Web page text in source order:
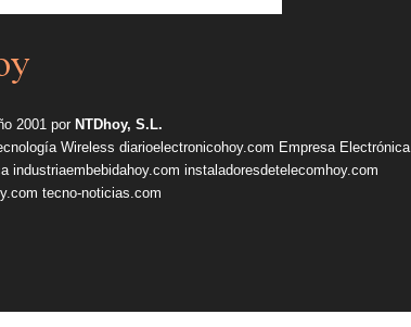
2001 por NTDhoy, S.L.
Wireless diarioelectronicohoy.com Empresa Electrónica
industriaembebidahoy.com instaladoresdetelecomhoy.com
tecno-noticias.com